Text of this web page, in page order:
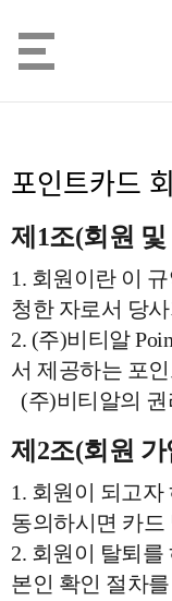
포인트카드
제1조(회원 및
1. 회원이란 이
청한 자로서 당
2. (주)비티알
서 제공하는 포
(주)비티알의
제2조(회원
1. 회원이 되고
동의하시면 카드
2. 회원이 탈퇴를
본인 확인 절차